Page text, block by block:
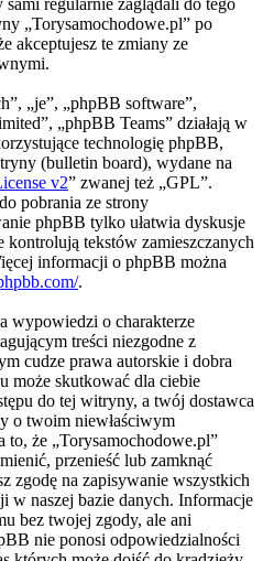
regularnie zaglądali do tego
„Torysamochodowe.pl” po
akceptujesz te zmiany ze
„je”, „phpBB software”,
„phpBB Teams” działają w
technologię phpBB,
(bulletin board), wydane na
v2” zwanej też „GPL”.
pobrania ze strony
phpBB tylko ułatwia dyskusje
kontrolują tekstów zamieszczanych
informacji o phpBB można
.
wypowiedzi o charakterze
treści niezgodne z
cudze prawa autorskie i dobra
może skutkować dla ciebie
do tej witryny, a twój dostawca
o twoim niewłaściwym
to, że „Torysamochodowe.pl”
przenieść lub zamknąć
zgodę na zapisywanie wszystkich
w naszej bazie danych. Informacje
bez twojej zgody, ale ani
nie ponosi odpowiedzialności